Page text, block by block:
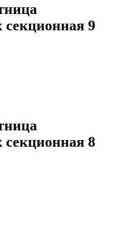
секционная 9
секционная 8